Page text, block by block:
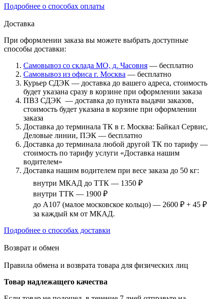
Подробнее о способах оплаты
Доставка
При оформлении заказа вы можете выбрать доступные
способы доставки:
Самовывоз со склада МО, д. Часовня — бесплатно
Самовывоз из офиса г. Москва — бесплатно
Курьер СДЭК — доставка до вашего адреса, стоимость
будет указана сразу в корзине при оформлении заказа
ПВЗ СДЭК — доставка до пункта выдачи заказов,
стоимость будет указана в корзине при оформлении
заказа
Доставка до терминала ТК в г. Москва: Байкал Сервис,
Деловые линии, ПЭК — бесплатно
Доставка до терминала любой другой ТК по тарифу —
стоимость по тарифу услуги «Доставка нашим
водителем»
Доставка нашим водителем при весе заказа до 50 кг:
внутри МКАД до ТТК — 1350 ₽
внутри ТТК — 1900 ₽
до А107 (малое московское кольцо) — 2600 ₽ + 45 ₽
за каждый км от МКАД.
Подробнее о способах доставки
Возврат и обмен
Правила обмена и возврата товара для физических лиц
Товар надлежащего качества